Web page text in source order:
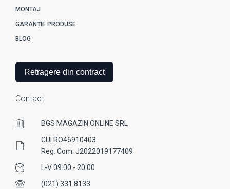
MONTAJ
GARANȚIE PRODUSE
BLOG
Retragere din contract
Contact
BGS MAGAZIN ONLINE SRL
CUI RO46910403
Reg. Com. J2022019177409
L-V 09:00 - 20:00
(021) 331 8133